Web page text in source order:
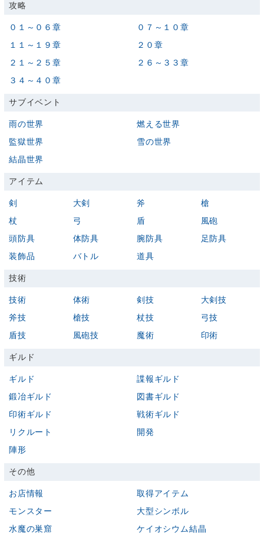
攻略
０１～０６章
０７～１０章
１１～１９章
２０章
２１～２５章
２６～３３章
３４～４０章
サブイベント
雨の世界
燃える世界
監獄世界
雪の世界
結晶世界
アイテム
剣 大剣 斧
槍
杖
弓 盾
風砲
頭防具
体防具 腕防具
足防具
装飾品
バトル 道具
技術
技術 体術 剣技
大剣技
斧技
槍技 杖技
弓技
盾技
風砲技 魔術 印術
ギルド
ギルド
諜報ギルド
鍛冶ギルド
図書ギルド
印術ギルド
戦術ギルド
リクルート
開発
陣形
その他
お店情報
取得アイテム
モンスター
大型シンボル
水魔の巣窟
ケイオシウム結晶